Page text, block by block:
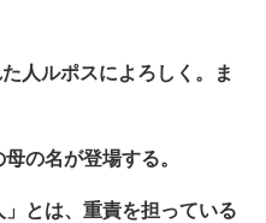
人ルポスによろしく。ま
が登場する。
重責を担っている